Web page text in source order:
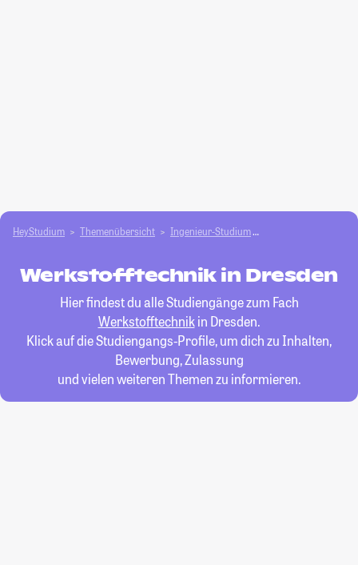
HeyStudium Themenübersicht Ingenieur-Studium
Werkstofftechnik in Dresden
Hier findest du alle Studiengänge zum Fach
Werkstofftechnikin Dresden.
Klick auf die Studiengangs-Profile, um dich zu Inhalten,
Bewerbung, Zulassung
und vielen weiteren Themen zu informieren.